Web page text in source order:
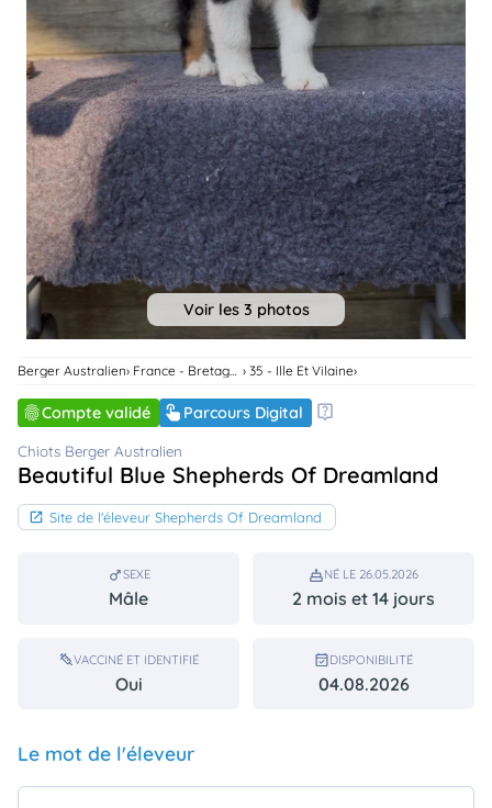
Connexion
Voir les 3 photos
Berger Australien 35 - Ille Et Vilaine
Compte validé Parcours Digital
Chiots Berger Australien
Beautiful Blue Shepherds Of Dreamland
Site de l'éleveur Shepherds Of Dreamland
SEXE
Mâle
NÉ LE 26.05.2026
2 mois et 14 jours
VACCINÉ ET IDENTIFIÉ
Oui
DISPONIBILITÉ
04.08.2026
Le mot de l'éleveur